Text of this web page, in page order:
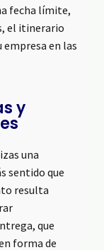
fecha límite,
el itinerario
empresa en las
y
una
sentido que
resulta
que
forma de